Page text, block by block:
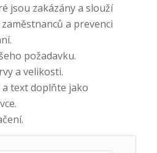
jsou zakázány a slouží
a prevenci
požadavku.
a velikosti.
a text doplňte jako